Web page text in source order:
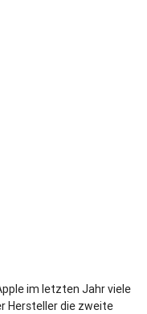
im letzten Jahr viele
Hersteller die zweite